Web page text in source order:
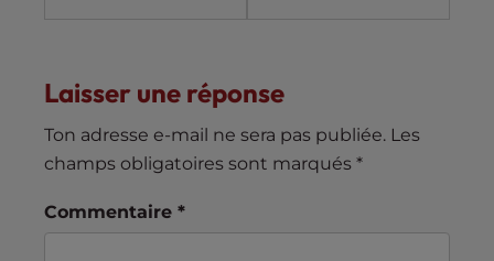
Laisser une réponse
Ton adresse e-mail ne sera pas publiée. Les
champs obligatoires sont marqués *
Commentaire *